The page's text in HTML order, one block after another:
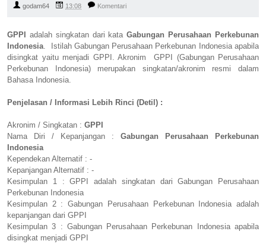
godam64 13:08 Komentari
GPPI adalah singkatan dari kataGabungan Perusahaan Perkebunan
Indonesia. Istilah Gabungan Perusahaan Perkebunan Indonesia apabila
disingkat yaitu menjadi GPPI. Akronim GPPI (Gabungan Perusahaan
Perkebunan Indonesia) merupakan singkatan/akronim resmi dalam
Bahasa Indonesia.
Penjelasan / Informasi Lebih Rinci (Detil) :
Akronim / Singkatan : GPPI
Nama Diri / Kepanjangan : Gabungan Perusahaan Perkebunan
Indonesia
Kependekan Alternatif : -
Kepanjangan Alternatif : -
Kesimpulan 1 : GPPI adalah singkatan dari Gabungan Perusahaan
Perkebunan Indonesia
Kesimpulan 2 : Gabungan Perusahaan Perkebunan Indonesia adalah
kepanjangan dari GPPI
Kesimpulan 3 : Gabungan Perusahaan Perkebunan Indonesia apabila
disingkat menjadi GPPI